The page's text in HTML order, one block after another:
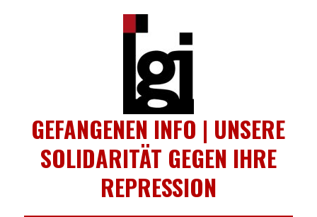
GEFANGENEN INFO | UNSERE
SOLIDARITÄT GEGEN IHRE
REPRESSION